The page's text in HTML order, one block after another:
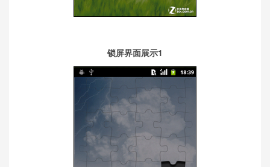
锁屏界面展示1